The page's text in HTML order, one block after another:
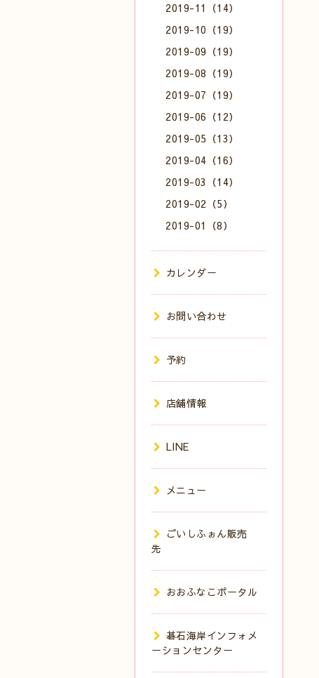
2019-11（14）
2019-10（19）
2019-09（19）
2019-08（19）
2019-07（19）
2019-06（12）
2019-05（13）
2019-04（16）
2019-03（14）
2019-02（5）
2019-01（8）
カレンダー
お問い合わせ
予約
店舗情報
LINE
メニュー
ごいしふぉん販売
先
おおふなこポータル
碁石海岸インフォメ
ーションセンター